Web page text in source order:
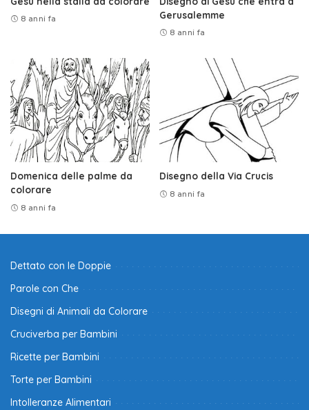
8 anni fa
Gerusalemme
8 anni fa
Domenica delle palme da
colorare
8 anni fa
Disegno della Via Crucis
8 anni fa
Dettato con le Doppie
Parole con Che
Disegni di Animali da Colorare
Cruciverba per Bambini
Ricette per Bambini
Torte per Bambini
Intolleranze Alimentari